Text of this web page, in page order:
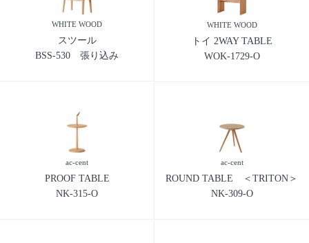
WHITE WOOD
スツール
BSS-530 張り込み
WHITE WOOD
トイ 2WAY TABLE
WOK-1729-O
ac-cent
PROOF TABLE
NK-315-O
ac-cent
ROUND TABLE ＜TRITON＞
NK-309-O